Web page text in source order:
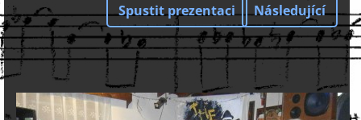
Spustit prezentaci Následující